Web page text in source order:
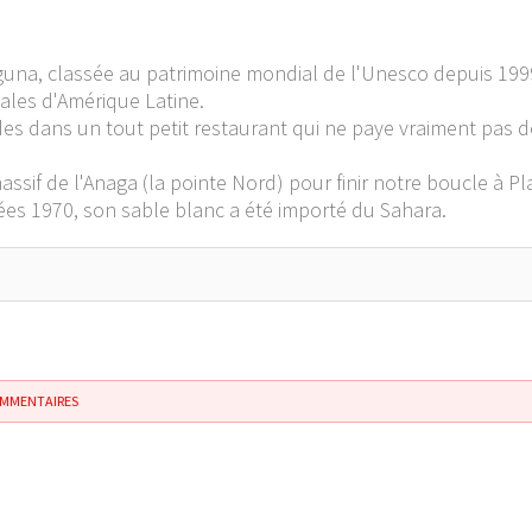
classée au patrimoine mondial de l'Unesco depuis
d'Amérique Latine.
dans un tout petit restaurant qui ne paye vraiment pas
de l'Anaga (la pointe Nord) pour finir notre boucle à
1970, son sable blanc a été importé du Sahara.